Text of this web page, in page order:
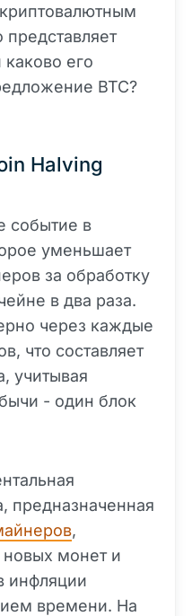
каково его
BTC?
Halving
событие в
уменьшает
за обработку
в два раза.
через каждые
что составляет
учитывая
- один блок
предназначенная
,
монет и
инфляции
времени. На